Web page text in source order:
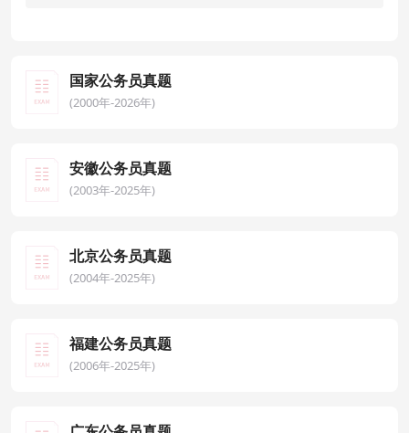
国家公务员真题
(2000年-2026年)
安徽公务员真题
(2003年-2025年)
北京公务员真题
(2004年-2025年)
福建公务员真题
(2006年-2025年)